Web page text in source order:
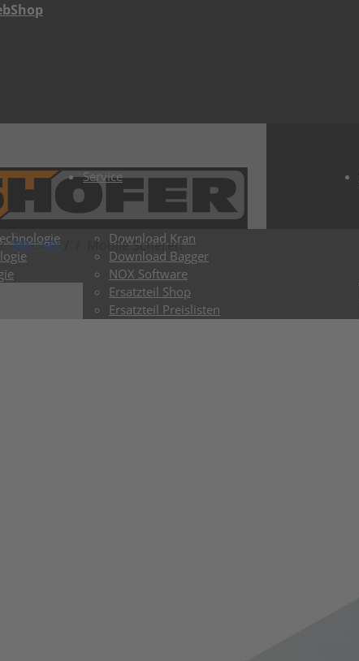
Service
Download Kran
Download Bagger
NOX Software
Ersatzteil Shop
Ersatzteil Preislisten
36t - 50t Mobile Scheren